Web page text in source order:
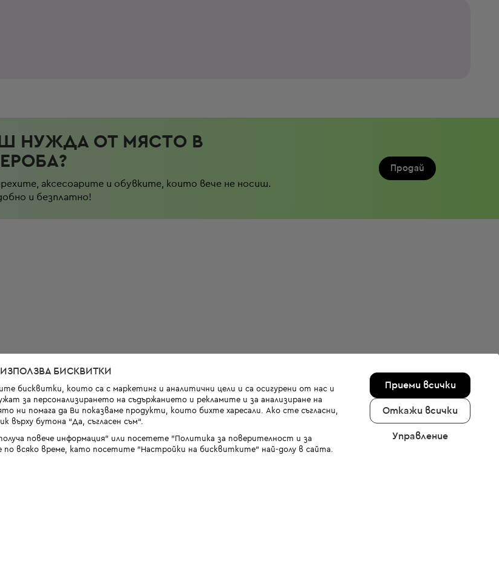
НУЖДА ОТ МЯСТО В
аксесоарите и обувките, които вече не носиш.
и безплатно!
Продай
ИЗПОЛЗВА БИСКВИТКИ
бисквитки, които са с маркетинг и аналитични цели и са осигурени от нас и
за персонализирането на съдържанието и рекламите и за анализиране на
помага да Ви показваме продукти, които бихте харесали. Ако сте съгласни,
върху бутона “Да, съгласен съм“.
повече информация" или посетете "Политика за поверителност и за
всяко време, като посетите "Настройки на бисквитките" най-долу в сайта.
Приеми всички
Откажи всички
Управление